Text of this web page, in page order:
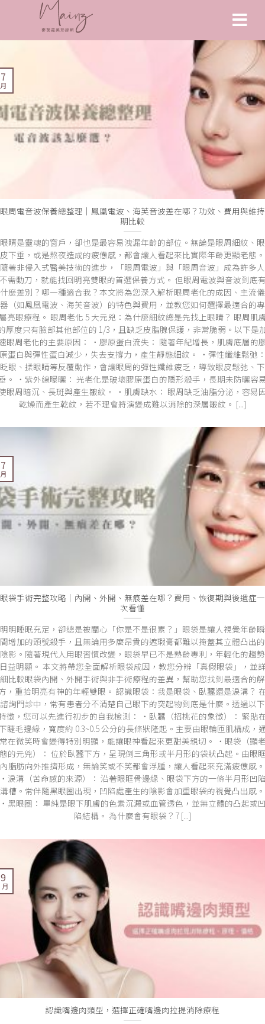
眼周電音波保養總整理｜鳳凰電波、海芙音波差在哪？功效、費用與維持
期比較
眼睛是靈魂的窗戶，卻也是最容易洩漏年齡的部位。無論是眼周細紋、眼
皮下垂，或是熬夜造成的疲憊感，都會讓人看起來比實際年齡更顯老態。
隨著非侵入式醫美技術的進步，「眼周電波」與「眼周音波」成為許多人
需動刀，就能找回明亮雙眼的首選保養方式。 但眼周電波與音波到底
什麼差別？哪一種適合我？本文將為您深入解析眼周老化的成因、主流儀
器（如鳳凰電波、海芙音波）的特色與費用，並教您如何選擇最適合的專
亮眼療程。 眼周老化 5 大元兇：為什麼細紋總是先找上眼睛？ 眼周肌
厚度只有臉部其他部位的 1/3，且缺乏皮脂腺保護，非常脆弱。以下是
眼周老化的主要原因： ・膠原蛋白流失： 隨著年紀增長，肌膚底層的
蛋白與彈性蛋白減少，失去支撐力，產生靜態細紋。 ・彈性纖維鬆弛
眨眼、揉眼睛等反覆動作，會讓眼周的彈性纖維疲乏，導致眼皮鬆弛、下
。 ・紫外線曝曬： 光老化是破壞膠原蛋白的隱形殺手，長期未防曬容
眼周暗沉、長斑與產生皺紋。 ・肌膚缺水： 眼周缺乏油脂分泌，容易
乾燥而產生乾紋，若不理會將演變成難以消除的深層皺紋。 [...]
眼袋手術完整攻略｜內開、外開、無痕差在哪？費用、恢復期與後遺症一
次看懂
明明睡眠充足，卻總是被關心「你是不是很累？」眼袋是讓人視覺年齡瞬
間增加的頭號殺手，且無論用多麼昂貴的遮瑕膏都難以掩蓋其立體凸出的
陰影。隨著現代人用眼習慣改變，眼袋早已不是熟齡專利，年輕化的趨勢
益明顯。 本文將帶您全面解析眼袋成因，教您分辨「真假眼袋」，並
細比較眼袋內開、外開手術與非手術療程的差異，幫助您找到最適合的解
，重拾明亮有神的年輕雙眼。 認識眼袋：我是眼袋、臥蠶還是淚溝？
諮詢門診中，常有患者分不清楚自己眼下的突起物到底是什麼。透過以下
徵，您可以先進行初步的自我檢測： ・臥蠶（招桃花的象徵）： 緊貼
睫毛邊緣，寬度約 0.3~0.5 公分的長條狀隆起。主要由眼輪匝肌構成，
在微笑時會變得特別明顯，能讓眼神看起來更甜美親切。 ・眼袋（顯
的元兇）： 位於臥蠶下方，呈現倒三角形或半月形的袋狀凸起。由眼
內脂肪向外推擠形成，無論笑或不笑都會浮腫，讓人看起來充滿疲憊感。
淚溝（苦命感的來源）： 沿著眼眶骨邊緣、眼袋下方的一條半月形凹
溝槽。常伴隨黑眼圈出現，凹陷處產生的陰影會加重眼袋的視覺凸出感。
黑眼圈： 單純是眼下肌膚的色素沉澱或血管透色，並無立體的凸起或
陷結構。 為什麼會有眼袋？7 [...]
認識嘴邊肉類型，選擇正確嘴邊肉拉提消除療程